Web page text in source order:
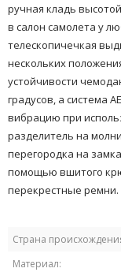
ручная кладь
в салон самолета у
телескопичечкая
нескольких
устойчивости
градусов, а система
вибрацию при
разделитель на
перегородка на
помощью вшитого
перекрестные ремни.
Страна
Материал: